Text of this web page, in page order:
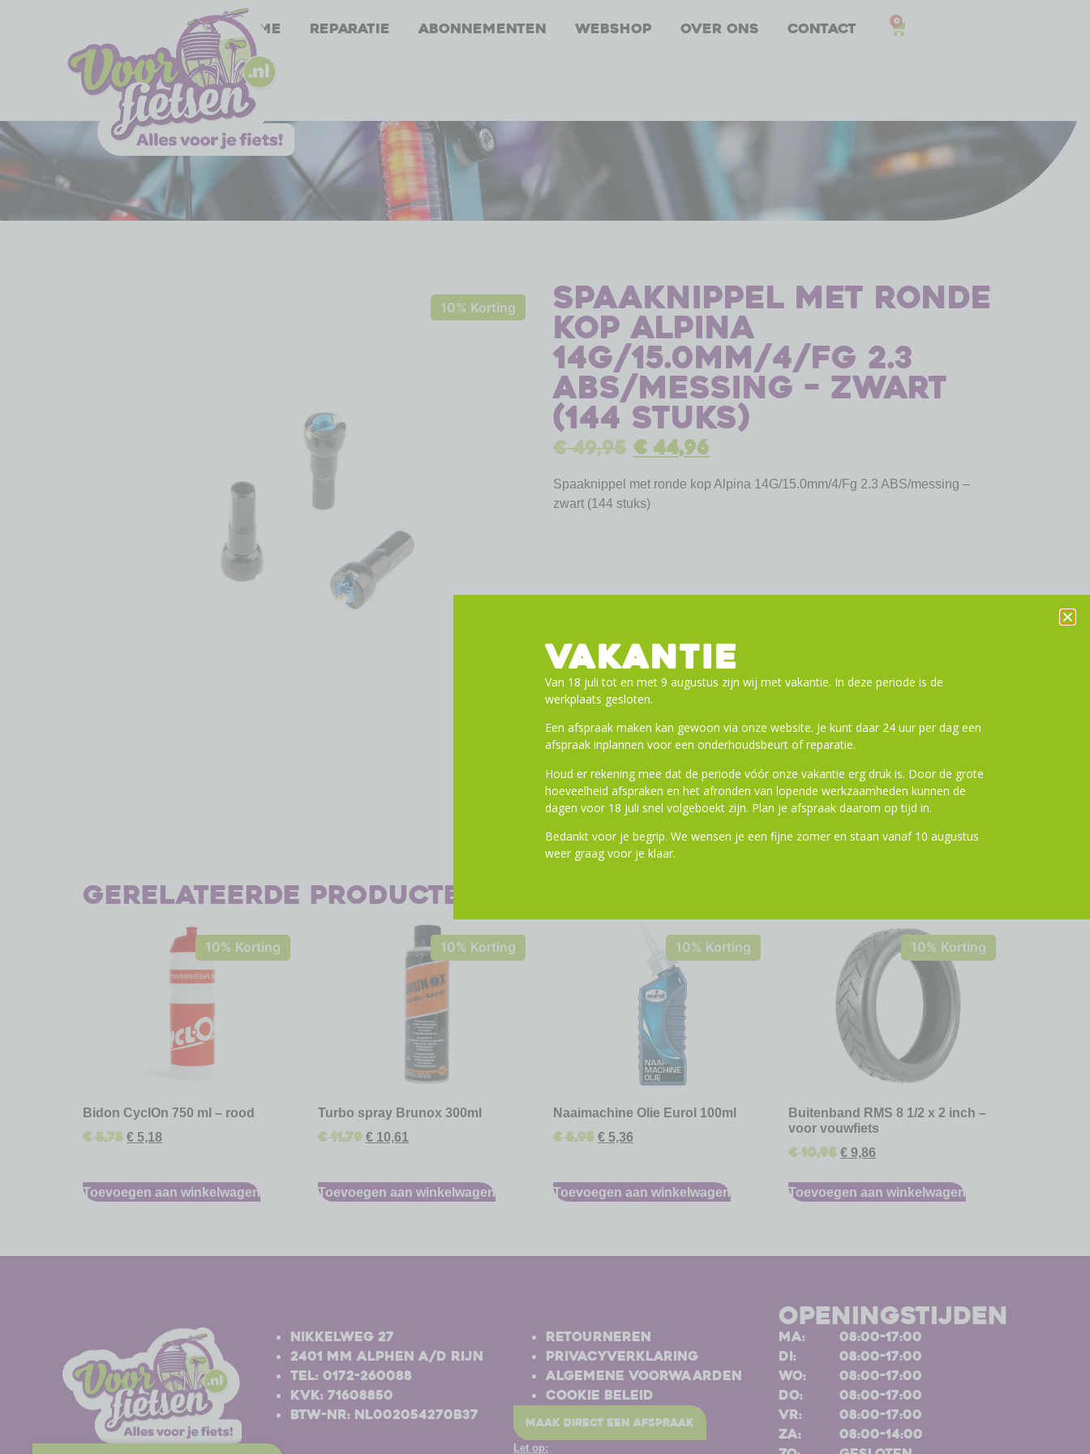
Home Reparatie Abonnementen Webshop Over ons Contact 0
10% Korting Spaaknippel met ronde
kop Alpina
14G/15.0mm/4/Fg 2.3
ABS/messing – zwart
(144 stuks)
€49,95 €44,96
Spaaknippel met ronde kop Alpina 14G/15.0mm/4/Fg 2.3 ABS/messing –
zwart (144 stuks)
Gerelateerde producten
10% Korting
Bidon CyclOn 750 ml – rood
€5,75 € 5,18
Toevoegen aan winkelwagen
10% Korting
Turbo spray Brunox 300ml
€11,79 € 10,61
Toevoegen aan winkelwagen
10% Korting
Naaimachine Olie Eurol 100ml
€5,95 € 5,36
Toevoegen aan winkelwagen
10% Korting
Buitenband RMS 8 1/2 x 2 inch –
voor vouwfiets
€10,95 € 9,86
Toevoegen aan winkelwagen
Nikkelweg 27
2401 MM Alphen a/d Rijn
Tel: 0172-260088
Kvk: 71608850
BTW-nr: NL002054270B37
Retourneren
Privacyverklaring
Algemene voorwaarden
Cookie beleid
maak direct een afspraak
Let op:
openingstijden
ma:
di:
wo:
do:
vr:
za:
08:00-17:00
08:00-17:00
08:00-17:00
08:00-17:00
08:00-17:00
08:00-14:00
VAKANTIE
Van 18 juli tot en met 9 augustus zijn wij met vakantie. In deze periode is de
werkplaats gesloten.
Een afspraak maken kan gewoon via onze website. Je kunt daar 24 uur per dag een
afspraak inplannen voor een onderhoudsbeurt of reparatie.
Houd er rekening mee dat de periode vóór onze vakantie erg druk is. Door de grote
hoeveelheid afspraken en het afronden van lopende werkzaamheden kunnen de
dagen voor 18 juli snel volgeboekt zijn. Plan je afspraak daarom op tijd in.
Bedankt voor je begrip. We wensen je een fijne zomer en staan vanaf 10 augustus
weer graag voor je klaar.